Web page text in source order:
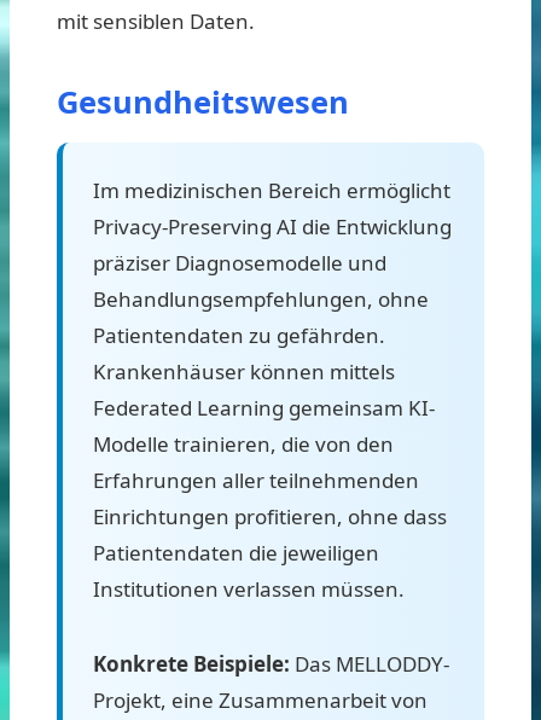
mit sensiblen Daten.
Gesundheitswesen
Im medizinischen Bereich ermöglicht
Privacy-Preserving AI die Entwicklung
präziser Diagnosemodelle und
Behandlungsempfehlungen, ohne
Patientendaten zu gefährden.
Krankenhäuser können mittels
Federated Learning gemeinsam KI-
Modelle trainieren, die von den
Erfahrungen aller teilnehmenden
Einrichtungen profitieren, ohne dass
Patientendaten die jeweiligen
Institutionen verlassen müssen.
Konkrete Beispiele: Das MELLODDY-
Projekt, eine Zusammenarbeit von